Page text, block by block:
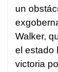
un
Walker,
el estado
victoria